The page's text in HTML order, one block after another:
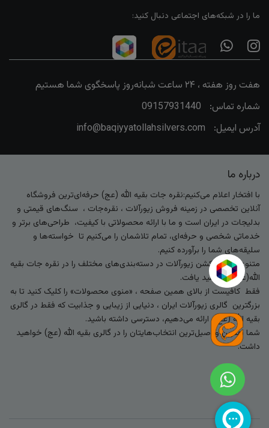
ما را در شبکه‌های اجتماعی دنبال کنید:
هفت روز هفته ، ۲۴ ساعت شبانه‌روز پاسخگوی شما هستیم
شماره تماس:
09157931440
آدرس ایمیل:
info@baqiyyatollahsilvers.com
درباره ما
با افتخار اعلام می‌کنیم:نقره جات بقیه الله (عج) حرفه‌ای‌ترین فروشگاه
آنلاین تخصصی در زمینه فروش زیورآلات ، نقره‌جات ، سنگ‌های قیمتی و
بدلیجات در ایران است و ما با ارائه محصولاتی با کیفیت، طراحی‌های برتر و
خدماتی شخصی و حرفه‌ای، تمام تلاشمان را می‌کنیم تا خواسته‌ها و
سلیقه‌های شما را برآورده کنیم.
متنوع‌ترین کالکشن زیورآلات در دسته‌بندی‌های مختلف را در نقره جات بقیه
الله(عج) خواهید یافت.
فقط کافیست از بالای همین صفحه ، «منوی محصولات» را کلیک کنید تا به
بزرگترین گالری زیورآلات ایران ، دنیایی از زیبایی و جذابیت که فقط در گالری
بقیه الله (عج) ارائه می‌دهیم، دسترسی داشته باشید.
شما بهترین و اصیل‌ترین انتخاب‌هایتان را در گالری بقیه الله (عج) خواهید
داشت.